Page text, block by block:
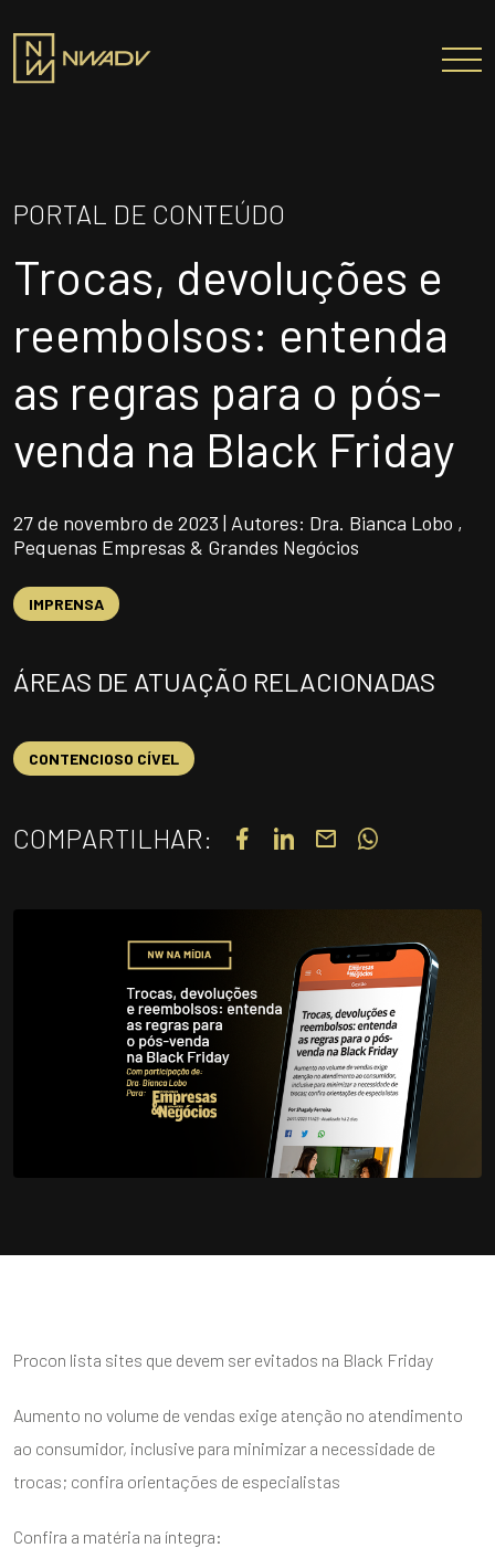
Entregas e Soluções
Pensamento Inovador
PROFISSIONAIS
ÁREAS DE ATUAÇÃO
INSTITUTO NELSON WILIANS
ATUAÇÃO INTERNACIONAL
UNIDADES
OPORTUNIDADES/CARREIRA
PORTAL DE CONTEÚDO
CONTATO
Siga-nos
PORTAL DE CONTEÚDO
Trocas, devoluções e
reembolsos: entenda
as regras para o pós-
venda na Black Friday
27 de novembro de 2023 | Autores: Dra. Bianca Lobo ,
Pequenas Empresas & Grandes Negócios
IMPRENSA
ÁREAS DE ATUAÇÃO RELACIONADAS
CONTENCIOSO CÍVEL
COMPARTILHAR:
Procon lista sites que devem ser evitados na Black Friday
Aumento no volume de vendas exige atenção no atendimento
ao consumidor, inclusive para minimizar a necessidade de
trocas; confira orientações de especialistas
Confira a matéria na íntegra: